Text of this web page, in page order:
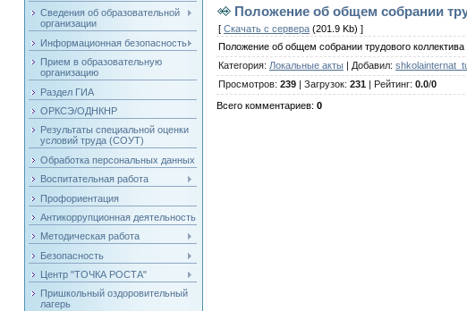
Сведения об образовательной
организации
Информационная безопасность
Прием в образовательную
организацию
Раздел ГИА
ОРКСЭ/ОДНКНР
Результаты специальной оценки
условий труда (СОУТ)
Обработка персональных данных
Воспитательная работа
Профориентация
Антикоррупционная деятельность
Методическая работа
Безопасность
Центр "ТОЧКА РОСТА"
Пришкольный оздоровительный
лагерь
Положение об общем собрании
[ Скачать с сервера (201.9 Kb) ]
Положение об общем собрании трудового коллектива
Категория: Локальные акты Добавил:
Просмотров: 239 Загрузок: 231 Рейтинг: 0.0/0
Всего комментариев: 0